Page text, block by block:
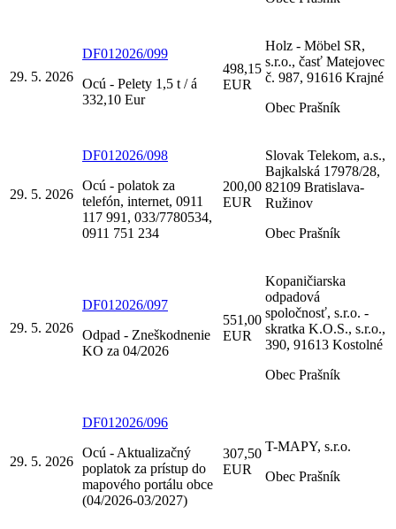
29. 5. 2026
DF012026/099
Ocú - Pelety 1,5 t / á
332,10 Eur
498,15
EUR
Holz - Möbel SR,
s.r.o., časť Matejovec
č. 987, 91616 Krajné
Obec Prašník
29. 5. 2026
DF012026/098
Ocú - polatok za
telefón, internet, 0911
117 991, 033/7780534,
0911 751 234
200,00
EUR
Slovak Telekom, a.s.,
Bajkalská 17978/28,
82109 Bratislava-
Ružinov
Obec Prašník
29. 5. 2026
DF012026/097
Odpad - Zneškodnenie
KO za 04/2026
551,00
EUR
Kopaničiarska
odpadová
spoločnosť, s.r.o. -
skratka K.O.S., s.r.o.,
390, 91613 Kostolné
Obec Prašník
29. 5. 2026
DF012026/096
Ocú - Aktualizačný
poplatok za prístup do
mapového portálu obce
(04/2026-03/2027)
307,50
EUR
T-MAPY, s.r.o.
Obec Prašník